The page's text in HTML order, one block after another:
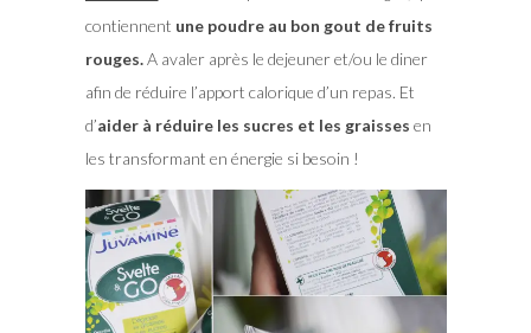
contiennent une poudre au bon gout de fruits
rouges.A avaler après le dejeuner et/ou le diner
afin de réduire l’apport calorique d’un repas. Et
d’aider à réduire les sucres et les graisses en
les transformant en énergie si besoin !